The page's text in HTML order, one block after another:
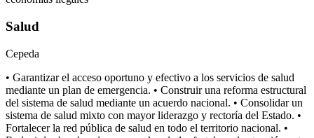
Salud
Cepeda
• Garantizar el acceso oportuno y efectivo a los servicios de salud
mediante un plan de emergencia. • Construir una reforma estructural
del sistema de salud mediante un acuerdo nacional. • Consolidar un
sistema de salud mixto con mayor liderazgo y rectoría del Estado. •
Fortalecer la red pública de salud en todo el territorio nacional. •